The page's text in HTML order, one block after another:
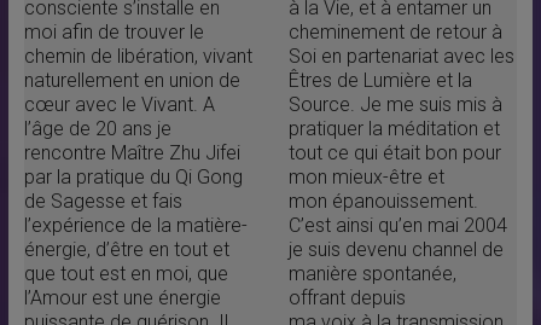
consciente s’installe en
moi afin de trouver le
chemin de libération, vivant
naturellement en union de
cœur avec le Vivant. A
l’âge de 20 ans je
rencontre Maître Zhu Jifei
par la pratique du Qi Gong
de Sagesse et fais
l’expérience de la matière-
énergie, d’être en tout et
que tout est en moi, que
l’Amour est une énergie
à la Vie, et à entamer un
cheminement de retour à
Soi en partenariat avec les
Êtres de Lumière et la
Source. Je me suis mis à
pratiquer la méditation et
tout ce qui était bon pour
mon mieux-être et
mon épanouissement.
C’est ainsi qu’en mai 2004
je suis devenu channel de
manière spontanée,
offrant depuis